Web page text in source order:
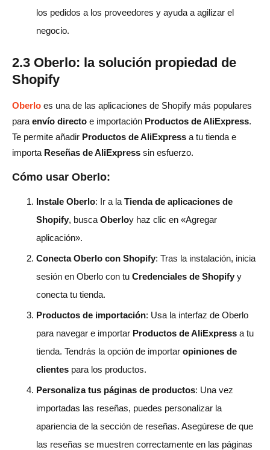
los pedidos a los proveedores y ayuda a agilizar el
negocio.
2.3 Oberlo: la solución propiedad de
Shopify
Oberlo es una de las aplicaciones de Shopify más populares
para envío directo e importación Productos de AliExpress.
Te permite añadir Productos de AliExpress a tu tienda e
importa Reseñas de AliExpress sin esfuerzo.
Cómo usar Oberlo:
Instale Oberlo: Ir a la Tienda de aplicaciones de
Shopify, busca Oberloy haz clic en «Agregar
aplicación».
Conecta Oberlo con Shopify: Tras la instalación, inicia
sesión en Oberlo con tu Credenciales de Shopify y
conecta tu tienda.
Productos de importación: Usa la interfaz de Oberlo
para navegar e importar Productos de AliExpress a tu
tienda. Tendrás la opción de importar opiniones de
clientes para los productos.
Personaliza tus páginas de productos: Una vez
importadas las reseñas, puedes personalizar la
apariencia de la sección de reseñas. Asegúrese de que
las reseñas se muestren correctamente en las páginas